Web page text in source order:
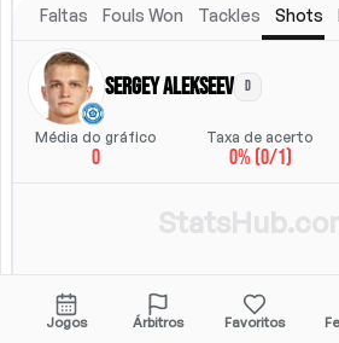
Faixa de jogos
Ultimos 60 jogos
Posicao
Posicao
Faltas Fouls Won Tackles Shots
Sergey Alekseev D
Média do gráfico
0
Taxa de acerto
0% (0/1)
Jogos Árbitros Favoritos